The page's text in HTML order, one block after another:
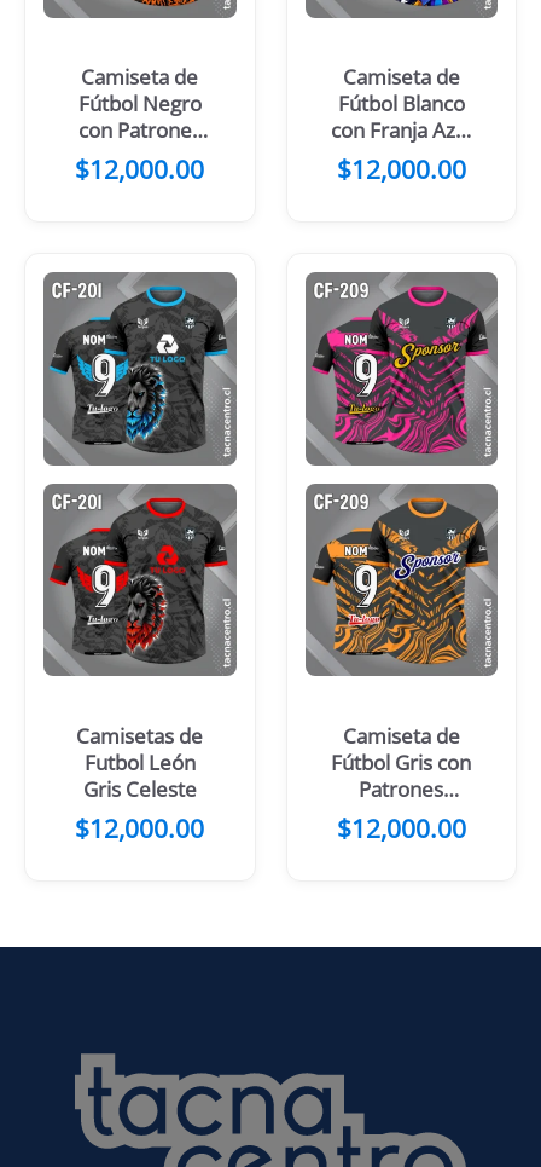
Camiseta de
Fútbol Negro
con Patrones
Turquesa y
Gris
$12,000.00
Camiseta de
Fútbol Blanco
con Franja Azul
noche Cruzada
en el Pecho
$12,000.00
Camisetas de
Futbol León
Gris Celeste
$12,000.00
Camiseta de
Fútbol Gris con
Patrones
Rosados
$12,000.00